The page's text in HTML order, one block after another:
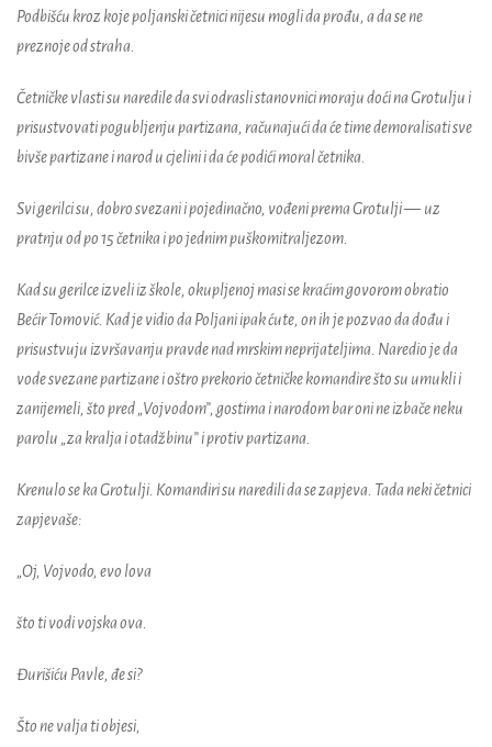
Podbišću kroz koje poljanski četnici nijesu mogli da prođu, a da se ne
preznoje od straha.
Četničke vlasti su naredile da svi odrasli stanovnici moraju doći na Grotulju i
prisustvovati pogubljenju partizana, računajući da će time demoralisati sve
bivše partizane i narod u cjelini i da će podići moral četnika.
Svi gerilci su, dobro svezani i pojedinačno, vođeni prema Grotulji— uz
pratnju od po 15 četnika i po jednim puškomitraljezom.
Kad su gerilce izveli iz škole, okupljenoj masi se kraćim govorom obratio
Bećir Tomović. Kad je vidio da Poljani ipak ćute, on ih je pozvao da dođu i
prisustvuju izvršavanju pravde nad mrskim neprijateljima. Naredio je da
vode svezane partizane i oštro prekorio četničke komandire što su umukli i
zanijemeli, što pred „Vojvodom”, gostima i narodom bar oni ne izbače neku
parolu „za kralja i otadžbinu” i protiv partizana.
Krenulo se ka Grotulji. Komandiri su naredili da se zapjeva. Tada neki četnici
zapjevaše:
„Oj, Vojvodo, evo lova
što ti vodi vojska ova.
Đurišiću Pavle, đe si?
Što ne valja ti objesi,